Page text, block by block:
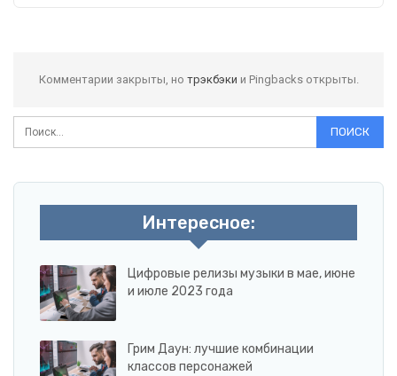
Комментарии закрыты, но трэкбэки и Pingbacks открыты.
Интересное:
Цифровые релизы музыки в мае, июне
и июле 2023 года
Грим Даун: лучшие комбинации
классов персонажей